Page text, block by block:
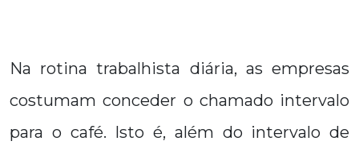
Na rotina trabalhista diária, as empresas
costumam conceder o chamado intervalo
para o café. Isto é, além do intervalo de